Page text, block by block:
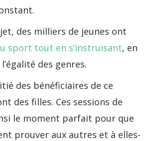
des milliers de jeunes ont
sport tout en s’instruisant, en
des genres.
des bénéficiaires de ce
des filles. Ces sessions de
le moment parfait pour que
prouver aux autres et à elles-